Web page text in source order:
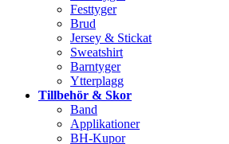
Festtyger
Brud
Jersey & Stickat
Sweatshirt
Barntyger
Ytterplagg
Tillbehör & Skor
Band
Applikationer
BH-Kupor